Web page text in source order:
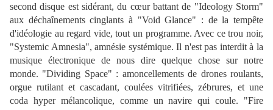
second disque est sidérant, du cœur battant de "Ideology Storm"
aux déchaînements cinglants à "Void Glance" : de la tempête
d'idéologie au regard vide, tout un programme. Avec ce trou noir,
"Systemic Amnesia", amnésie systémique. Il n'est pas interdit à la
musique électronique de nous dire quelque chose sur notre
monde. "Dividing Space" : amoncellements de drones roulants,
orgue rutilant et cascadant, coulées vitrifiées, zébrures, et une
coda hyper mélancolique, comme un navire qui coule. "Fire